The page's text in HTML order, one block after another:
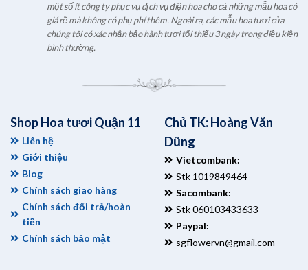
một số ít công ty phục vụ dịch vụ điện hoa cho cả những mẫu hoa có
giá rẽ mà không có phụ phí thêm. Ngoài ra, các mẫu hoa tươi của
chúng tôi có xác nhận bảo hành tươi tối thiểu 3 ngày trong điều kiện
bình thường.
Shop Hoa tươi Quận 11
Liên hệ
Giới thiệu
Blog
Chính sách giao hàng
Chính sách đổi trả/hoàn
tiền
Chính sách bảo mật
Chủ TK: Hoàng Văn
Dũng
Vietcombank:
Stk 1019849464
Sacombank:
Stk 060103433633
Paypal:
sgflowervn@gmail.com